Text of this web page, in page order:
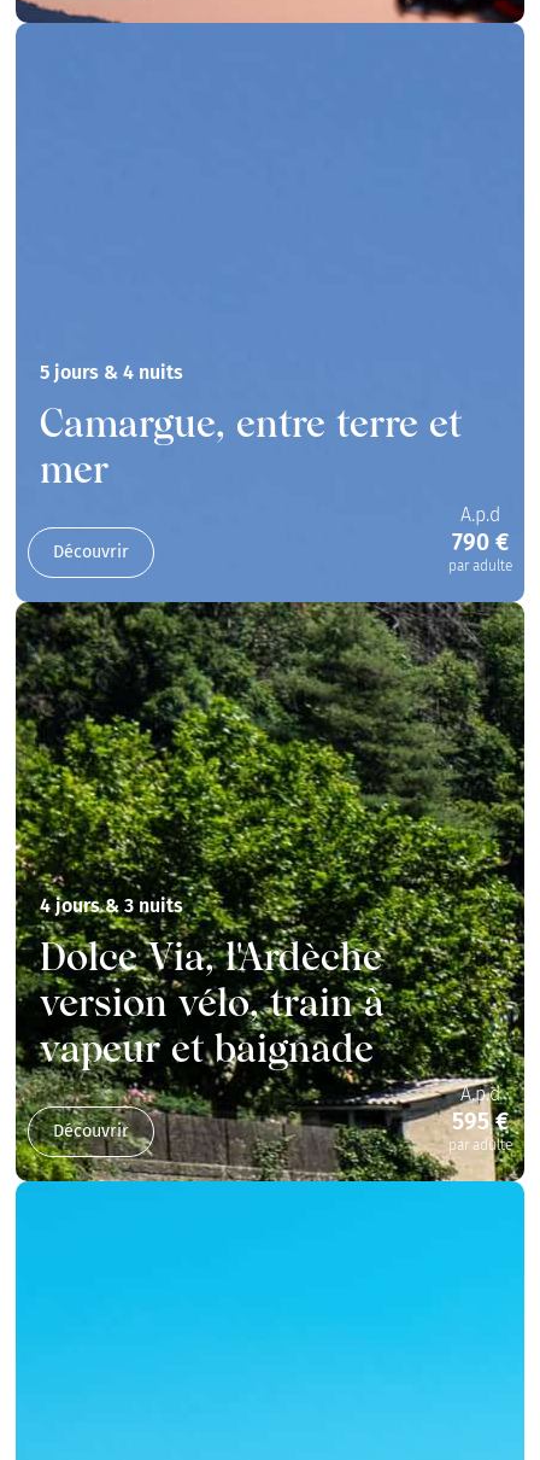
5 jours & 4 nuits
Camargue, entre terre et
mer
Découvrir
A.p.d
790 €
par adulte
4 jours & 3 nuits
Dolce Via, l'Ardèche
version vélo, train à
vapeur et baignade
Découvrir
A.p.d
595 €
par adulte